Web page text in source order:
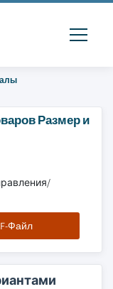
Размер и
Файл